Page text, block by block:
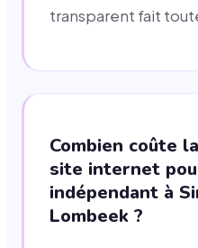
transparent fait
Combien coûte
site internet
indépendant à
Lombeek ?